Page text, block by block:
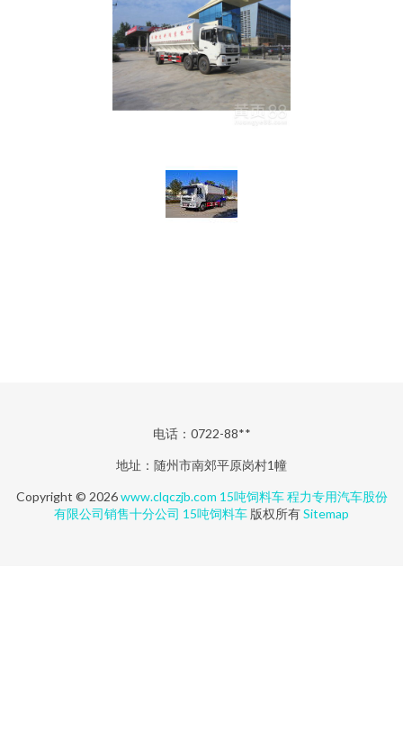
电话：0722-88**
地址：随州市南郊平原岗村1幢
Copyright © 2026www.clqczjb.com 15吨饲料车 程力专用汽车股份
有限公司销售十分公司 15吨饲料车 版权所有Sitemap